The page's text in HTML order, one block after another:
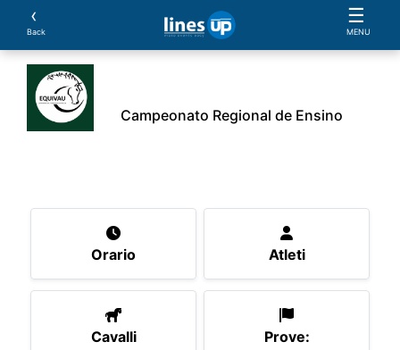
‹
Back
☰
MENU
Campeonato Regional de Ensino
Orario Atleti
Cavalli Prove: